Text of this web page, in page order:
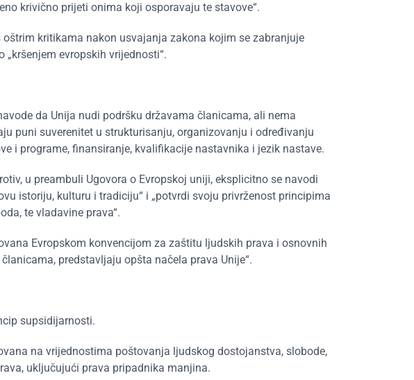
krivično prijeti onima koji osporavaju te stavove“.
kritikama nakon usvajanja zakona kojim se zabranjuje
evropskih vrijednosti“.
da Unija nudi podršku državama članicama, ali nema
puni suverenitet u strukturisanju, organizovanju i određivanju
i programe, finansiranje, kvalifikacije nastavnika i jezik nastave.
u preambuli Ugovora o Evropskoj uniji, eksplicitno se navodi
istoriju, kulturu i tradiciju“ i „potvrdi svoju privrženost principima
te vladavine prava“.
Evropskom konvencijom za zaštitu ljudskih prava i osnovnih
predstavljaju opšta načela prava Unije“.
supsidijarnosti.
na vrijednostima poštovanja ljudskog dostojanstva, slobode,
uključujući prava pripadnika manjina.